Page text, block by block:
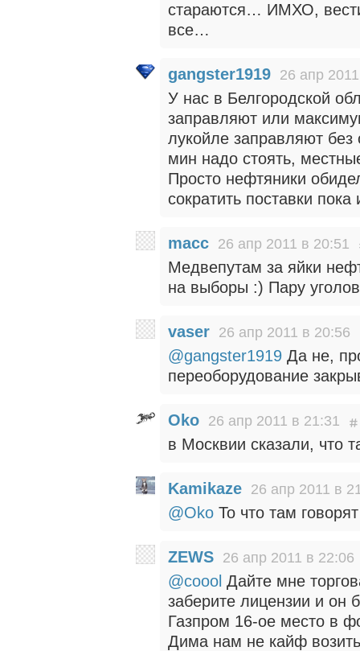
стараются… ИМХО,
все…
gangster1919 26 апр
У нас в Белгородской
заправляют или
лукойле заправляют без
мин надо стоять,
Просто нефтяники
сократить поставки
macc 26 апр 2011 в 20:51
Медвепутам за яйки
на выборы :) Пару
vaser 26 апр 2011 в 20:56
@gangster1919 Да не,
переоборудование
Oko 26 апр 2011 в 21:31
в Москвии сказали, что
Kamikaze 26 апр 2011 в
@Oko То что там
ZEWS 26 апр 2011 в 22:06
@coool Дайте мне
заберите лицензии и он
Газпром 16-ое место в
Дима нам не кайф